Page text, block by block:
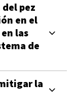
pez
en el
las
de
la